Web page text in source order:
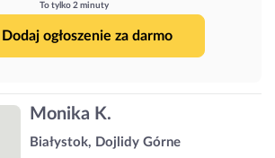
To tylko 2 minuty
Dodaj ogłoszenie za darmo
Monika K.
Białystok, Dojlidy Górne